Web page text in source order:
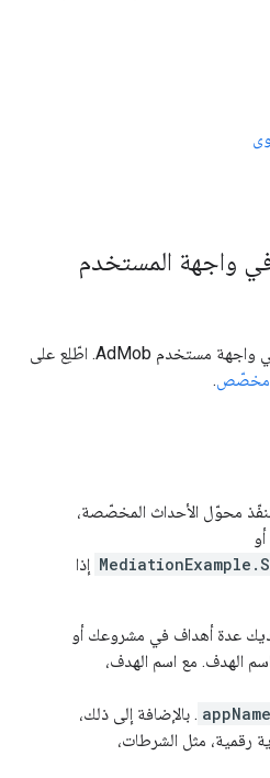
المستخدم
يجب أولاً إنشاء حدث مخصّص في واجهة مستخدم AdMob. اطّلِع على
.
محوّل الأحداث المخصّصة،
إذا
عدة أهداف في مشروعك أو
مع اسم الهدف،
. بالإضافة إلى ذلك،
مثل الشرطات،